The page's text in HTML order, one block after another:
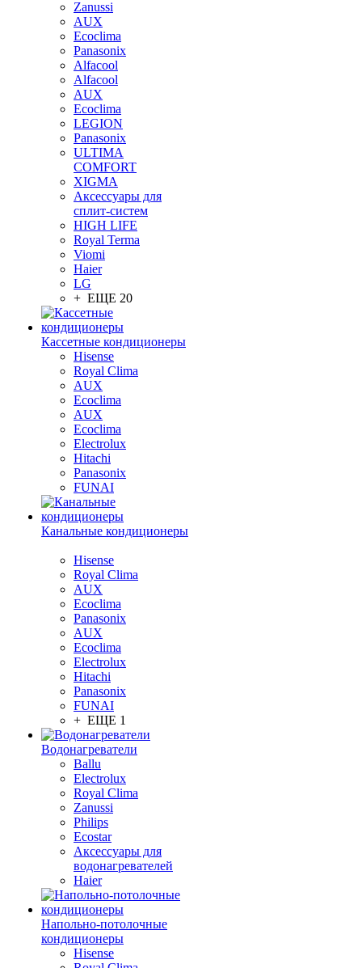
Zanussi
AUX
Ecoclima
Panasonix
Alfacool
Alfacool
AUX
Ecoclima
LEGION
Panasonix
ULTIMA
COMFORT
XIGMA
Аксессуары для
сплит-систем
HIGH LIFE
Royal Terma
Viomi
Haier
LG
+ ЕЩЕ 20
Кассетные кондиционеры
Hisense
Royal Clima
AUX
Ecoclima
AUX
Ecoclima
Electrolux
Hitachi
Panasonix
FUNAI
Канальные кондиционеры
Hisense
Royal Clima
AUX
Ecoclima
Panasonix
AUX
Ecoclima
Electrolux
Hitachi
Panasonix
FUNAI
+ ЕЩЕ 1
Водонагреватели
Ballu
Electrolux
Royal Clima
Zanussi
Philips
Ecostar
Аксессуары для
водонагревателей
Haier
Напольно-потолочные
кондиционеры
Hisense